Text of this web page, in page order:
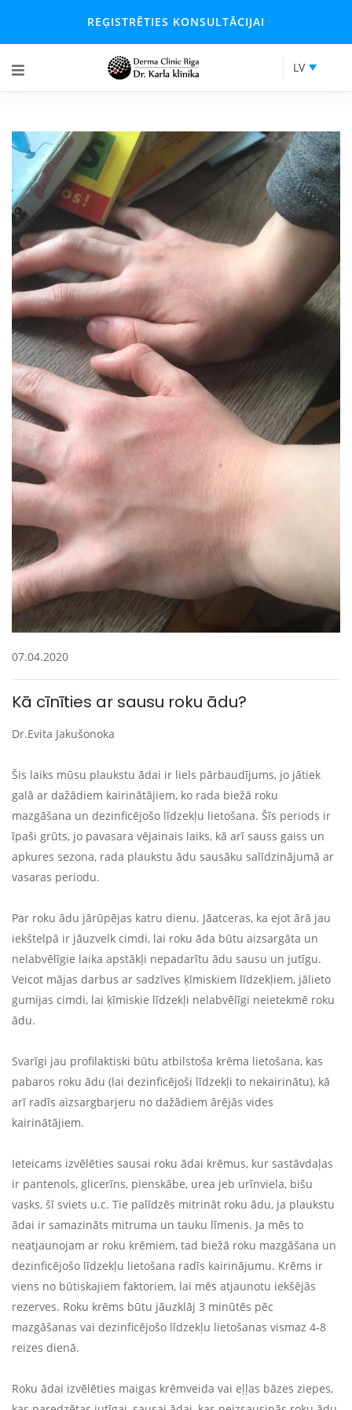
REĢISTRĒTIES KONSULTĀCIJAI
LV
07.04.2020
Kā cīnīties ar sausu roku ādu?
Dr.Evita Jakušonoka
Šis laiks mūsu plaukstu ādai ir liels pārbaudījums, jo jātiek
galā ar dažādiem kairinātājiem, ko rada biežā roku
mazgāšana un dezinficējošo līdzekļu lietošana. Šīs periods ir
īpaši grūts, jo pavasara vējainais laiks, kā arī sauss gaiss un
apkures sezona, rada plaukstu ādu sausāku salīdzinājumā ar
vasaras periodu.
Par roku ādu jārūpējas katru dienu. Jāatceras, ka ejot ārā jau
iekštelpā ir jāuzvelk cimdi, lai roku āda būtu aizsargāta un
nelabvēlīgie laika apstākļi nepadarītu ādu sausu un jutīgu.
Veicot mājas darbus ar sadzīves ķīmiskiem līdzekļiem, jālieto
gumijas cimdi, lai ķīmiskie līdzekļi nelabvēlīgi neietekmē roku
ādu.
Svarīgi jau profilaktiski būtu atbilstoša krēma lietošana, kas
pabaros roku ādu (lai dezinficējoši līdzekļi to nekairinātu), kā
arī radīs aizsargbarjeru no dažādiem ārējās vides
kairinātājiem.
Ieteicams izvēlēties sausai roku ādai krēmus, kur sastāvdaļas
ir pantenols, glicerīns, pienskābe, urea jeb urīnviela, bišu
vasks, šī sviets u.c. Tie palīdzēs mitrināt roku ādu, ja plaukstu
ādai ir samazināts mitruma un tauku līmenis. Ja mēs to
neatjaunojam ar roku krēmiem, tad biežā roku mazgāšana un
dezinficējošo līdzekļu lietošana radīs kairinājumu. Krēms ir
viens no būtiskajiem faktoriem, lai mēs atjaunotu iekšējās
rezerves. Roku krēms būtu jāuzklāj 3 minūtēs pēc
mazgāšanas vai dezinficējošo līdzekļu lietošanas vismaz 4-8
reizes dienā.
Roku ādai izvēlēties maigas krēmveida vai eļļas bāzes ziepes,